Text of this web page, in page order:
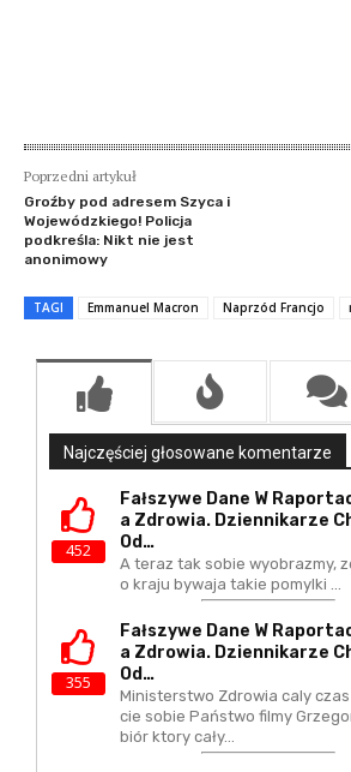
Poprzedni artykuł
Groźby pod adresem Szyca i
Wojewódzkiego! Policja
podkreśla: Nikt nie jest
anonimowy
TAGI Emmanuel Macron Naprzód Francjo
Najczęściej głosowane komentarze
452
Fałszywe Dane W
A Zdrowia. Dziennikarze
Od…
A teraz tak sobie wyobrazmy,
o kraju bywaja takie pomylki ...
355
Fałszywe Dane W
A Zdrowia. Dziennikarze
Od…
Ministerstwo Zdrowia caly czas
cie sobie Państwo filmy
biór ktory cały…